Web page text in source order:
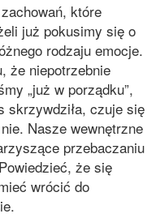
które
już pokusimy się o
rodzaju emocje.
że niepotrzebnie
„już w porządku”,
skrzywdziła, czuje się
Nasze wewnętrzne
przebaczaniu
że się
wrócić do